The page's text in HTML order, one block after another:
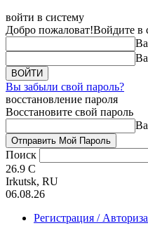
войти в систему
Добро пожаловат!Войдите в
Вы забыли свой пароль?
восстановление пароля
Восстановите свой пароль
Поиск
26.9 C
Irkutsk, RU
06.08.26
Регистрация /